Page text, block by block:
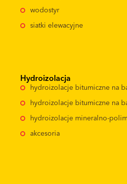
wodostyr
siatki elewacyjne
Hydroizolacja
hydroizolacje bitumiczne na
hydroizolacje bitumiczne na
hydroizolacje mineralno-
akcesoria